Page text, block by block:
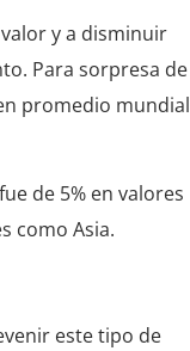
y a disminuir
Para sorpresa de
promedio mundial
de 5% en valores
como Asia.
este tipo de